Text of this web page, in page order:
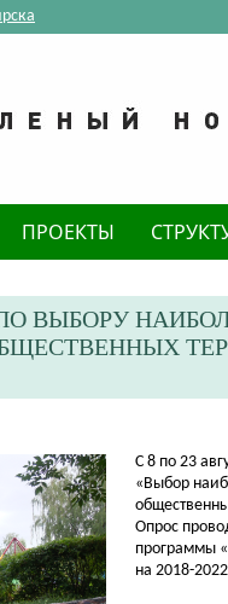
ПРОЕКТЫ
ВЫБОРУ
​С 8 по 23
«Выбор
Опрос
программы
на 2018-